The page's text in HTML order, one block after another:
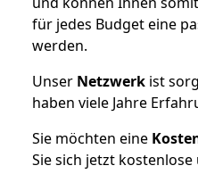
für jedes Budget eine
werden.
Unser Netzwerk ist
haben viele Jahre
Sie möchten eine
Sie sich jetzt